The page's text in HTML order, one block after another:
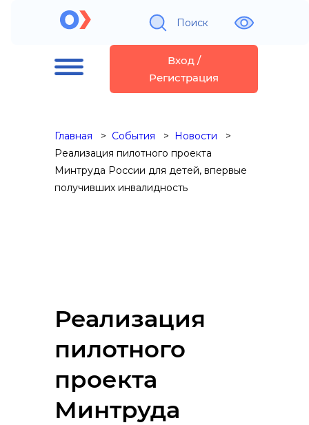
Поиск
Вход /
Регистрация
Главная События
Новости
Реализация пилотного проекта
Минтруда России для детей, впервые
получивших инвалидность
Реализация
пилотного
проекта
Минтруда